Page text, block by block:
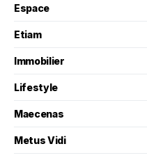
Espace
Etiam
Immobilier
Lifestyle
Maecenas
Metus Vidi